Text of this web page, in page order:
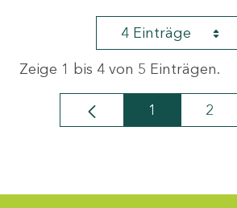
4 Einträge
Zeige 1 bis 4 von 5 Einträgen.
Seite
1 Seite
2